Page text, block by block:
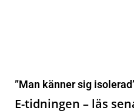
”Man känner sig
E-tidningen – läs